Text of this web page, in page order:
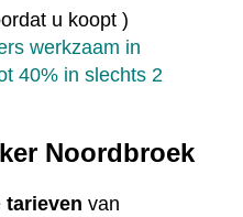
u koopt )
werkzaam in
40% in slechts 2
Noordbroek
tarieven van